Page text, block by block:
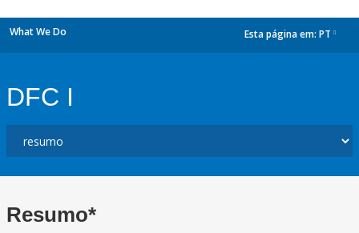
What We Do Esta página em: PT
DFC I
Resumo*